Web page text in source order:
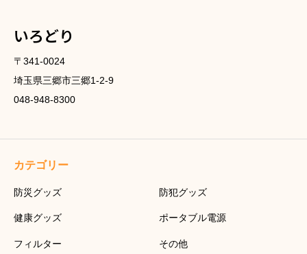
いろどり
〒341-0024
埼玉県三郷市三郷1-2-9
048-948-8300
カテゴリー
防災グッズ 防犯グッズ
健康グッズ ポータブル電源
フィルター その他